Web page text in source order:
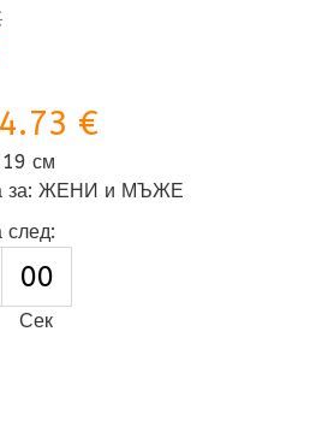
4.73 €
19 см
за: ЖЕНИ и МЪЖЕ
след:
58
Сек